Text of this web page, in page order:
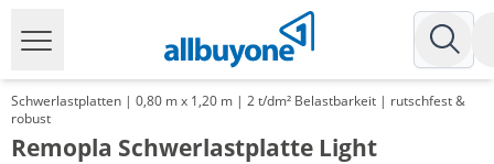
Schwerlastplatten | 0,80 m x 1,20 m | 2 t/dm² Belastbarkeit | rutschfest &
robust
Remopla Schwerlastplatte Light